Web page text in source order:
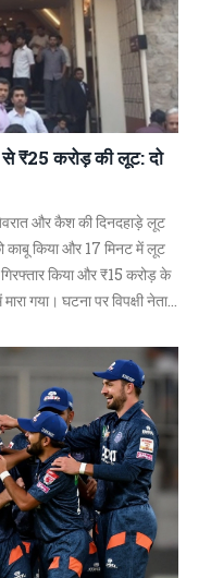
से ₹25 करोड़ की लूट: दो
और कैश की दिनदहाड़े लूट
काबू किया और 17 मिनट में लूट
किया और ₹15 करोड़ के
गया। घटना पर विपक्षी नेता